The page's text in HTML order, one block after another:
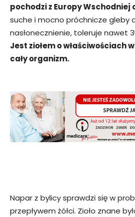
pochodzi z Europy Wschodniej
suche i mocno próchnicze gleby
nasłonecznienie, toleruje nawet
Jest ziołem o właściwościach
cały organizm.
Napar z bylicy sprawdzi się w
przepływem żółci. Zioło znane